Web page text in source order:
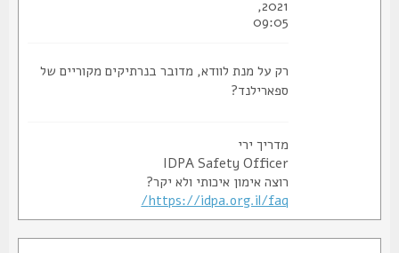
2021,
09:05
רק על מנת לוודא, מדובר בנרתיקים מקוריים של
ספארילנד?
מדריך ירי
IDPA Safety Officer
רוצה אימון איכותי ולא יקר?
https://idpa.org.il/faq/